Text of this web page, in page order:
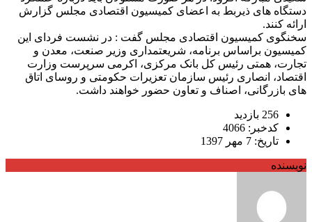
دستگاه های ذیربط به اعضای کمیسیون اقتصادی مجلس گزارش
ارائه کنند.
سخنگوی کمیسیون اقتصادی مجلس گفت : در نشست فردای این
کمیسیون براساس برنامه، شریعتمداری وزیر صنعت، معدن و
تجارت، همتی رئیس کل بانک مرکزی، اکرمی سرپرست وزارت
اقتصاد، انصاری رئیس سازمان تعزیرات حکومتی و روسای اتاق
های بازرگانی، اصناف و تعاون حضور خواهند داشت.
256 بازدید
کدخبر: 4066
تاریخ: 7 مهر 1397
نویسنده